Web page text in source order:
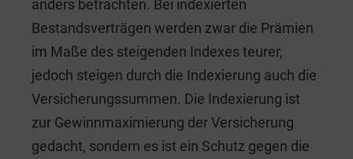
anders betrachten. Bei indexierten
Bestandsverträgen werden zwar die Prämien
im Maße des steigenden Indexes teurer,
jedoch steigen durch die Indexierung auch die
Versicherungssummen. Die Indexierung ist
zur Gewinnmaximierung der Versicherung
gedacht, sondern es ist ein Schutz gegen die